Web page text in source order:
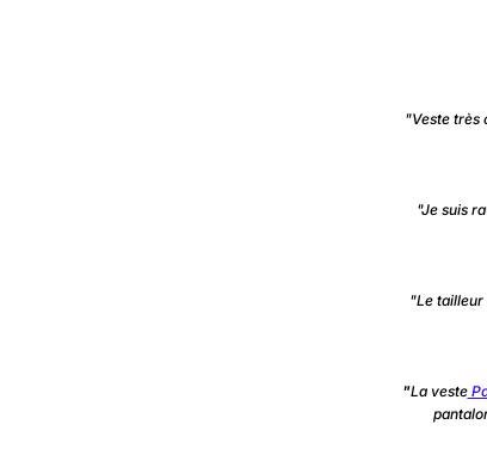
"Veste très
"Je suis
"Le tailleur
"La veste